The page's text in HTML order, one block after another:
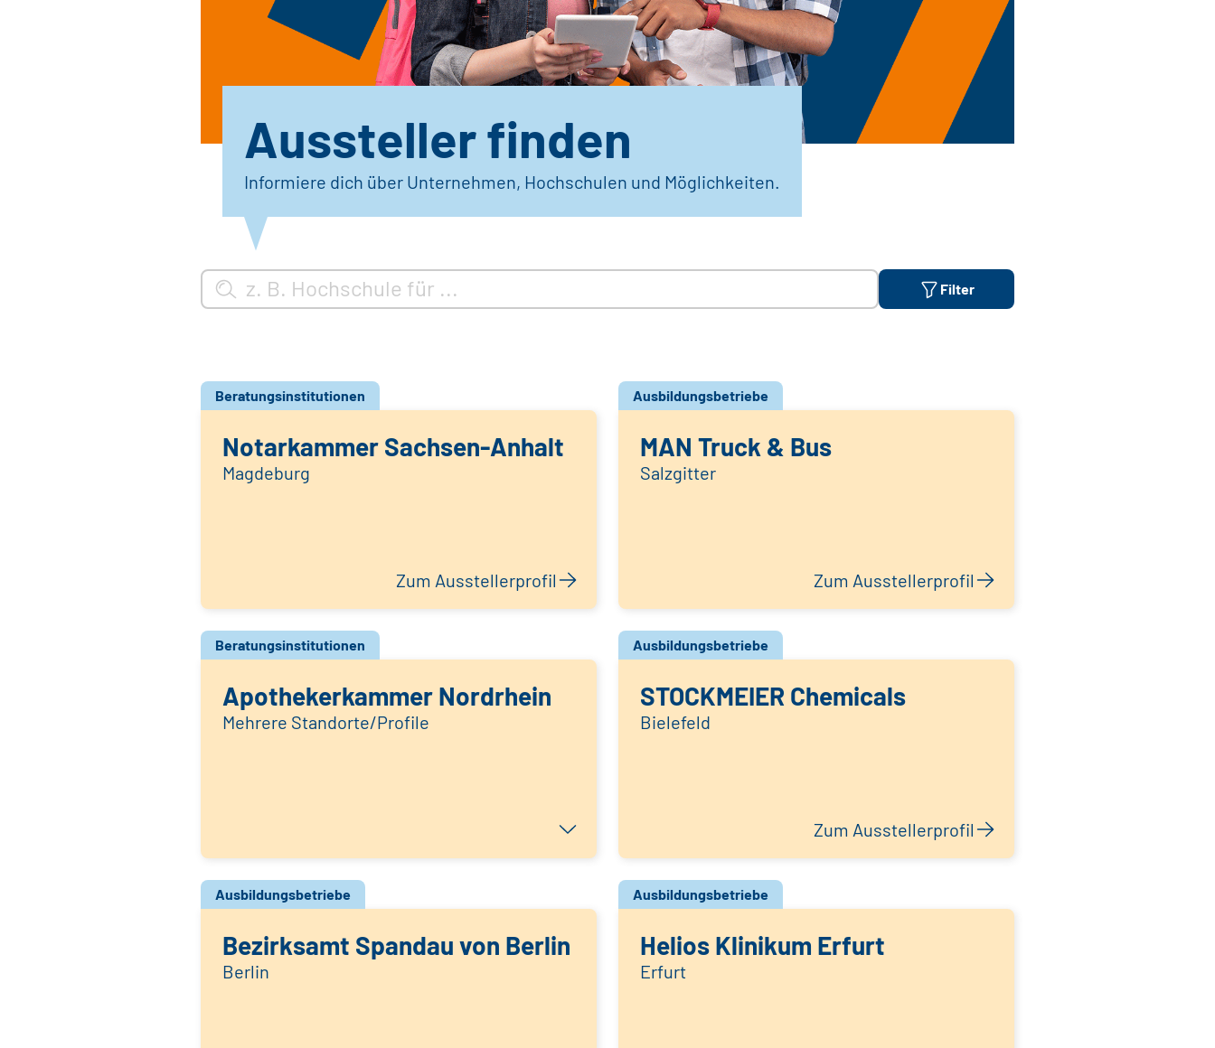
Aussteller finden
Informiere dich über Unternehmen, Hochschulen und Möglichkeiten.
Filter
Beratungsinstitutionen
Notarkammer Sachsen-Anhalt
Magdeburg
Zum Ausstellerprofil
Ausbildungsbetriebe
MAN Truck & Bus
Salzgitter
Zum Ausstellerprofil
Beratungsinstitutionen
Apothekerkammer Nordrhein
Mehrere Standorte/Profile
Ausbildungsbetriebe
STOCKMEIER Chemicals
Bielefeld
Zum Ausstellerprofil
Ausbildungsbetriebe
Bezirksamt Spandau von Berlin
Berlin
Ausbildungsbetriebe
Helios Klinikum Erfurt
Erfurt